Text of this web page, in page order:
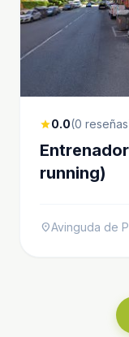
star0.0(0
running)
location_onAvinguda de